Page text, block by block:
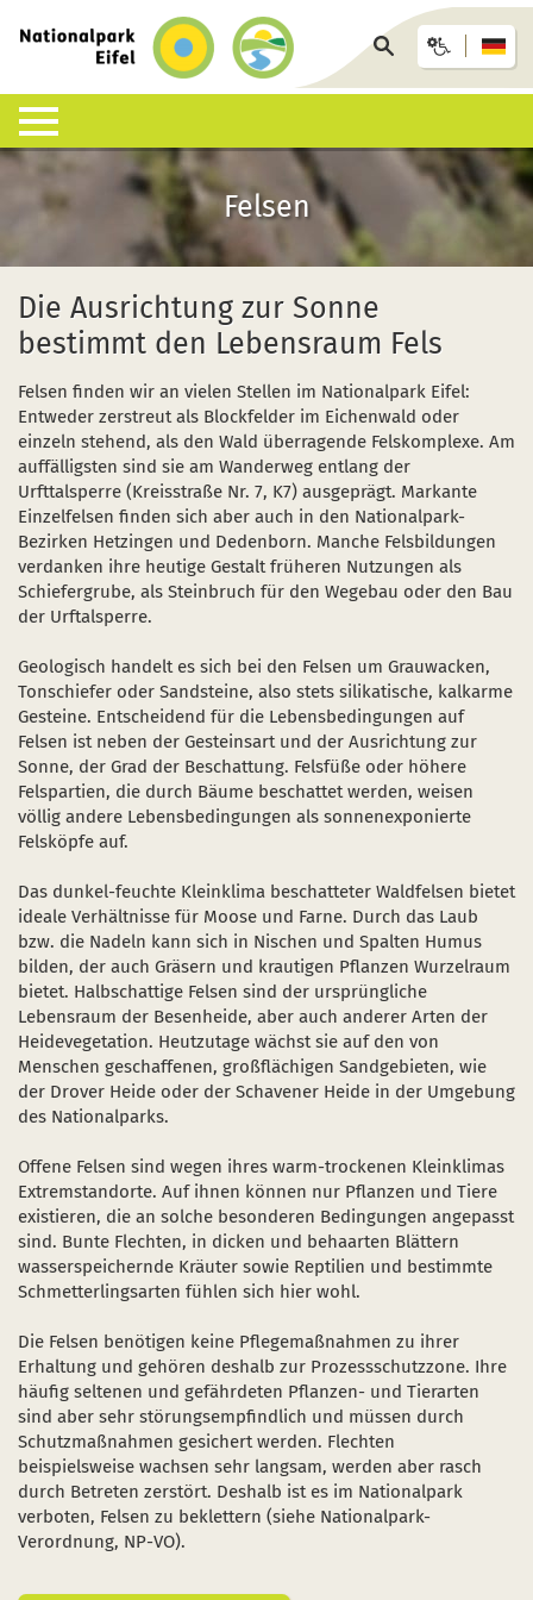
Startseite
Seite
durchsuchen
Lebensraum Nationalpark
Was ist ein Nationalpark?
Besondere Tiere und Pflanzen
Artenliste
Lebensräume
Geologie, Böden und Klima
Forschung im Nationalpark
Naturentwicklung
Absterbende Fichten machen Platz für heimische
Nationalpark erleben
Veranstaltungen
Aktuelles
Geführte Wanderungen
Auf eigene Faust
Wandervorschläge
Wildnis-Trail
Kinder, Jugendliche und Familien
Schulen und Kitas
Sternenpark
Erlebnisregion Nationalpark Eifel
Start- und Treffpunkte
Infohäuser & Einrichtungen
Nationalpark-Zentrum Eifel
Nationalpark-Tore
Nationalpark-Infopunkte
Wildniswerkstatt Düttling
Natur-Erlebnis-Treff (NEsT) Jugendwaldheim
Nationalpark-Schulen
Nationalpark-Kitas
Anreise & Unterkunft
Nationalpark-Gastgeber
Arrangements & Pauschalen
GästeCard
Fahrtziel Natur
Infothek
Pressemitteilungen
Sozioökonomisches Monitoring
Downloads
Motorradfahrende
Einsatz von Drohnen
Fan-Artikel zum Nationalpark
Bücher und Karten
Kurzfilme
FAQ
einem neuen Fenster)
sich in einem neuen Fenster)
sich in einem neuen Fenster)
Felsen
Die Ausrichtung zur Sonne
bestimmt den Lebensraum Fels
Felsen finden wir an vielen Stellen im Nationalpark Eifel:
Entweder zerstreut als Blockfelder im Eichenwald oder
einzeln stehend, als den Wald überragende Felskomplexe. Am
auffälligsten sind sie am Wanderweg entlang der
Urfttalsperre (Kreisstraße Nr. 7, K7) ausgeprägt. Markante
Einzelfelsen finden sich aber auch in den Nationalpark-
Bezirken Hetzingen und Dedenborn. Manche Felsbildungen
verdanken ihre heutige Gestalt früheren Nutzungen als
Schiefergrube, als Steinbruch für den Wegebau oder den Bau
der Urftalsperre.
Geologisch handelt es sich bei den Felsen um Grauwacken,
Tonschiefer oder Sandsteine, also stets silikatische, kalkarme
Gesteine. Entscheidend für die Lebensbedingungen auf
Felsen ist neben der Gesteinsart und der Ausrichtung zur
Sonne, der Grad der Beschattung. Felsfüße oder höhere
Felspartien, die durch Bäume beschattet werden, weisen
völlig andere Lebensbedingungen als sonnenexponierte
Felsköpfe auf.
Das dunkel-feuchte Kleinklima beschatteter Waldfelsen bietet
ideale Verhältnisse für Moose und Farne. Durch das Laub
bzw. die Nadeln kann sich in Nischen und Spalten Humus
bilden, der auch Gräsern und krautigen Pflanzen Wurzelraum
bietet. Halbschattige Felsen sind der ursprüngliche
Lebensraum der Besenheide, aber auch anderer Arten der
Heidevegetation. Heutzutage wächst sie auf den von
Menschen geschaffenen, großflächigen Sandgebieten, wie
der Drover Heide oder der Schavener Heide in der Umgebung
des Nationalparks.
Offene Felsen sind wegen ihres warm-trockenen Kleinklimas
Extremstandorte. Auf ihnen können nur Pflanzen und Tiere
existieren, die an solche besonderen Bedingungen angepasst
sind. Bunte Flechten, in dicken und behaarten Blättern
wasserspeichernde Kräuter sowie Reptilien und bestimmte
Schmetterlingsarten fühlen sich hier wohl.
Die Felsen benötigen keine Pflegemaßnahmen zu ihrer
Erhaltung und gehören deshalb zur Prozessschutzzone. Ihre
häufig seltenen und gefährdeten Pflanzen- und Tierarten
sind aber sehr störungsempfindlich und müssen durch
Schutzmaßnahmen gesichert werden. Flechten
beispielsweise wachsen sehr langsam, werden aber rasch
durch Betreten zerstört. Deshalb ist es im Nationalpark
verboten, Felsen zu beklettern (siehe Nationalpark-
Verordnung, NP-VO).